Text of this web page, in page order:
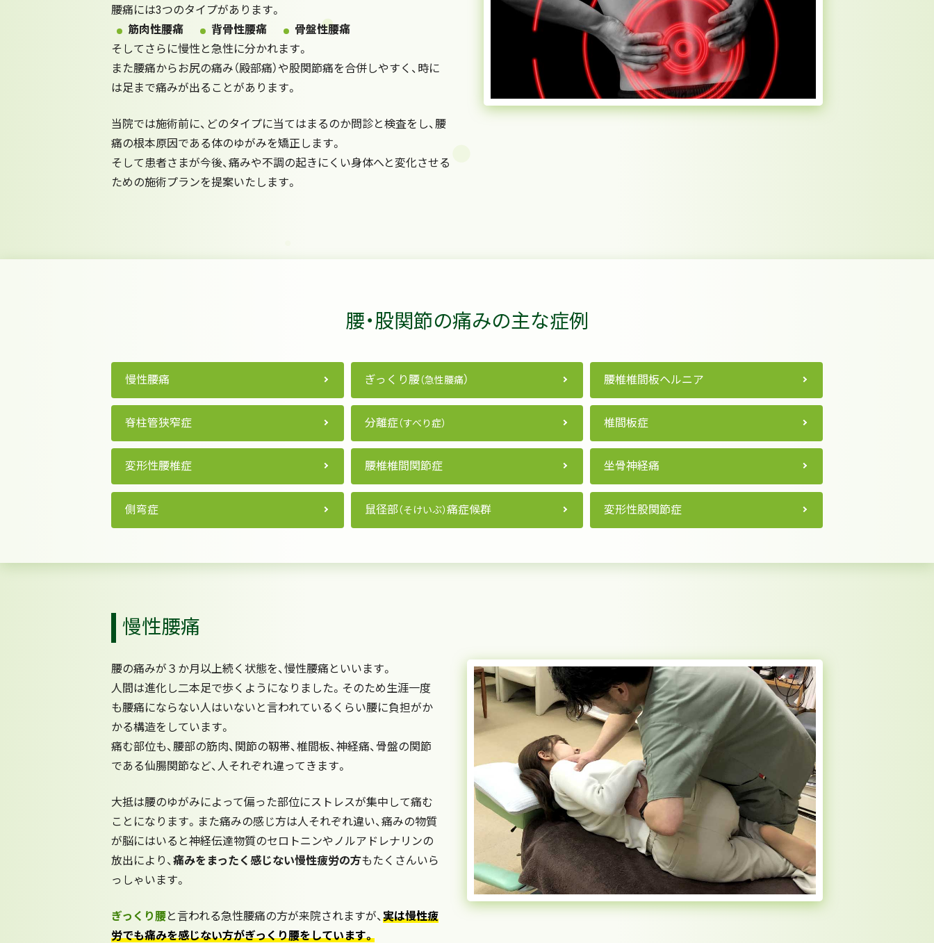
腰痛には3つのタイプがあります。
筋肉性腰痛
背骨性腰痛
骨盤性腰痛
そしてさらに慢性と急性に分かれます。
また腰痛からお尻の痛み（殿部痛）や股関節痛を合併しやすく、時に
は足まで痛みが出ることがあります。
当院では施術前に、どのタイプに当てはまるのか問診と検査をし、腰
痛の根本原因である体のゆがみを矯正します。
そして患者さまが今後、痛みや不調の起きにくい身体へと変化させる
ための施術プランを提案いたします。
腰・股関節の痛みの主な症例
慢性腰痛 ぎっくり腰（急性腰痛） 腰椎椎間板ヘルニア
脊柱管狭窄症 分離症（すべり症） 椎間板症
変形性腰椎症 腰椎椎間関節症 坐骨神経痛
側弯症 鼠径部（そけいぶ）痛症候群 変形性股関節症
慢性腰痛
腰の痛みが３か月以上続く状態を、慢性腰痛といいます。
人間は進化し二本足で歩くようになりました。そのため生涯一度
も腰痛にならない人はいないと言われているくらい腰に負担がか
かる構造をしています。
痛む部位も、腰部の筋肉、関節の靱帯、椎間板、神経痛、骨盤の関節
である仙腸関節など、人それぞれ違ってきます。
大抵は腰のゆがみによって偏った部位にストレスが集中して痛む
ことになります。また痛みの感じ方は人それぞれ違い、痛みの物質
が脳にはいると神経伝達物質のセロトニンやノルアドレナリンの
放出により、 痛みをまったく感じない慢性疲労の方もたくさんいら
っしゃいます。
ぎっくり腰と言われる急性腰痛の方が来院されますが、 実は慢性疲
労でも痛みを感じない方がぎっくり腰をしています。